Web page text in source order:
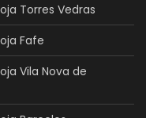
Torres Vedras
Fafe
Vila Nova de